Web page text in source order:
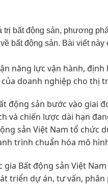
bất động sản, phương
bất động sản. Bài viết
năng lực vận hành,
doanh nghiệp cho thị
động sản bước vào giai
và chiến lược dài hạn
sản Việt Nam tổ chức
trình chuẩn hóa mô
gia Bất động sản Việt
triển dự án, tư vấn,